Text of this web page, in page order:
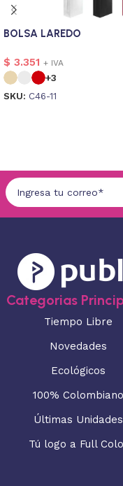
BOLSA LAREDO
$ 3.351 + IVA
+3
SKU: C46-11
Categorias
Tiempo Libre
Novedades
Ecológicos
100% Colombiano
Últimas Unidades
Tú logo a Full